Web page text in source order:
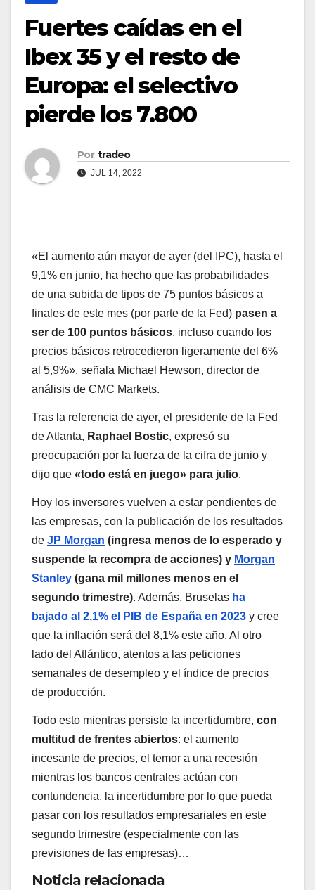
Fuertes caídas en el
Ibex 35 y el resto de
Europa: el selectivo
pierde los 7.800
Por tradeo
JUL 14, 2022
«El aumento aún mayor de ayer (del IPC), hasta el
9,1% en junio, ha hecho que las probabilidades
de una subida de tipos de 75 puntos básicos a
finales de este mes (por parte de la Fed) pasen a
ser de 100 puntos básicos, incluso cuando los
precios básicos retrocedieron ligeramente del 6%
al 5,9%», señala Michael Hewson, director de
análisis de CMC Markets.
Tras la referencia de ayer, el presidente de la Fed
de Atlanta, Raphael Bostic, expresó su
preocupación por la fuerza de la cifra de junio y
dijo que «todo está en juego» para julio.
Hoy los inversores vuelven a estar pendientes de
las empresas, con la publicación de los resultados
de JP Morgan (ingresa menos de lo esperado y
suspende la recompra de acciones) y Morgan
Stanley (gana mil millones menos en el
segundo trimestre). Además, Bruselas ha
bajado al 2,1% el PIB de España en 2023 y cree
que la inflación será del 8,1% este año. Al otro
lado del Atlántico, atentos a las peticiones
semanales de desempleo y el índice de precios
de producción.
Todo esto mientras persiste la incertidumbre, con
multitud de frentes abiertos: el aumento
incesante de precios, el temor a una recesión
mientras los bancos centrales actúan con
contundencia, la incertidumbre por lo que pueda
pasar con los resultados empresariales en este
segundo trimestre (especialmente con las
previsiones de las empresas)…
Noticia relacionada